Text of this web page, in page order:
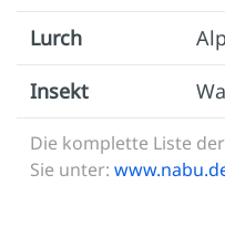
Lurch
Insekt
Die komplette Liste
Sie unter: